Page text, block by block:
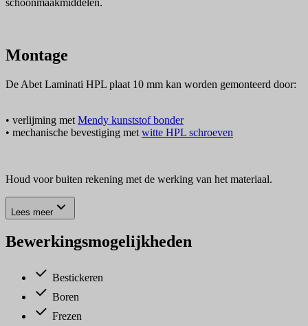
Montage
De Abet Laminati HPL plaat 10 mm kan worden gemonteerd door:
• verlijming met Mendy kunststof bonder
• mechanische bevestiging met witte HPL schroeven
Houd voor buiten rekening met de werking van het materiaal.
Lees meer
Bewerkingsmogelijkheden
Bestickeren
Boren
Frezen